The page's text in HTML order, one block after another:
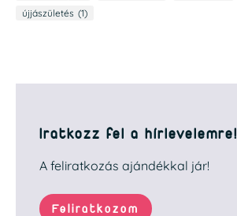
újjászületés (1)
Iratkozz fel a hírlevelemre!
A feliratkozás ajándékkal jár!
Feliratkozom